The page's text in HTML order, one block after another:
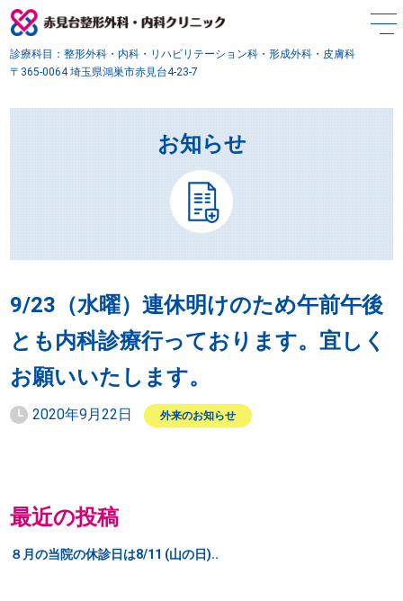
診療科目：整形外科・内科・リハビリテーション科・形成外科・皮膚科
〒365-0064 埼玉県鴻巣市赤見台4-23-7
お知らせ
9/23（水曜）連休明けのため午前午後
とも内科診療行っております。宜しく
お願いいたします。
2020年9月22日 外来のお知らせ
最近の投稿
８月の当院の休診日は8/11 (山の日)..